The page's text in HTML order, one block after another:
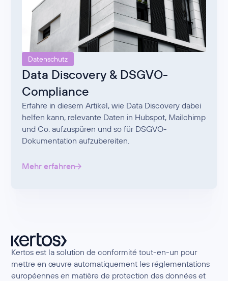
Datenschutz
Data Discovery & DSGVO-
Compliance
Erfahre in diesem Artikel, wie Data Discovery dabei
helfen kann, relevante Daten in Hubspot, Mailchimp
und Co. aufzuspüren und so für DSGVO-
Dokumentation aufzubereiten.
Mehr erfahren
Kertos est la solution de conformité tout-en-un pour
mettre en œuvre automatiquement les réglementations
européennes en matière de protection des données et